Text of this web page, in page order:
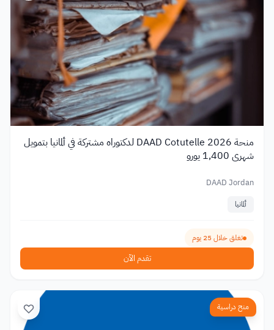
منحة DAAD Cotutelle 2026 لدكتوراه مشتركة في ألمانيا بتمويل
شهري 1,400 يورو
DAAD Jordan
ألمانيا
تغلق خلال 25 يوم
تقدم الآن
منح دراسية